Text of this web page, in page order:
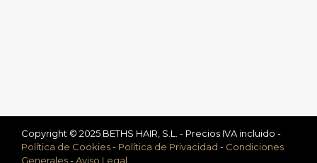
Copyright © 2025 BETHS HAIR, S.L. - Precios IVA incluido -
Política de Cookies- Política de Privacidad - Condiciones
Generales-Aviso Legal